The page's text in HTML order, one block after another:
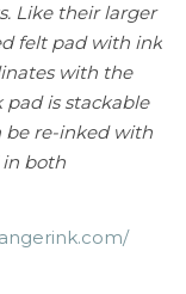
Like their larger
felt pad with ink
with the
pad is stackable
be re-inked with
in both